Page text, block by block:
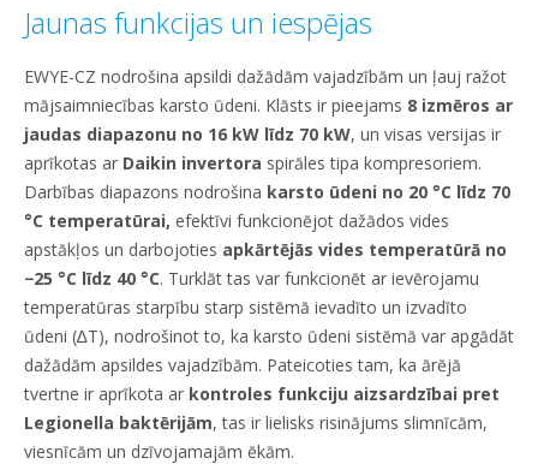
Jaunas funkcijas un iespējas
EWYE-CZ nodrošina apsildi dažādām vajadzībām un ļauj ražot
mājsaimniecības karsto ūdeni. Klāsts ir pieejams 8 izmēros ar
jaudas diapazonu no 16 kW līdz 70 kW, un visas versijas ir
aprīkotas ar Daikin invertora spirāles tipa kompresoriem.
Darbības diapazons nodrošina karsto ūdeni no 20 °C līdz 70
°C temperatūrai, efektīvi funkcionējot dažādos vides
apstākļos un darbojoties apkārtējās vides temperatūrā no
−25 °C līdz 40 °C. Turklāt tas var funkcionēt ar ievērojamu
temperatūras starpību starp sistēmā ievadīto un izvadīto
ūdeni (∆T), nodrošinot to, ka karsto ūdeni sistēmā var apgādāt
dažādām apsildes vajadzībām. Pateicoties tam, ka ārējā
tvertne ir aprīkota ar kontroles funkciju aizsardzībai pret
Legionella baktērijām, tas ir lielisks risinājums slimnīcām,
viesnīcām un dzīvojamajām ēkām.